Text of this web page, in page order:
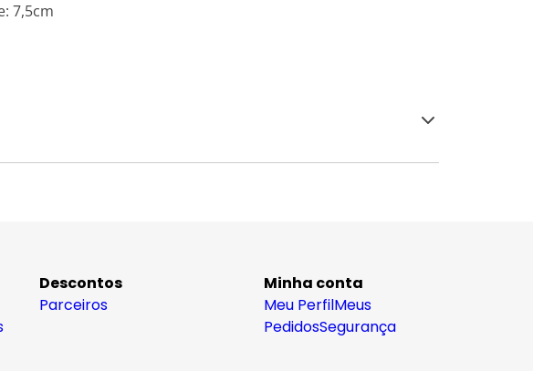
7,5cm
Descontos
Parceiros
Minha conta
Meu PerfilMeus
PedidosSegurança